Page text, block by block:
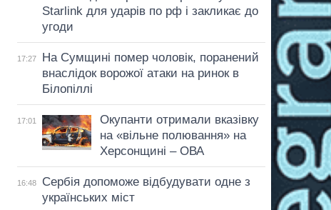
Starlink для ударів по рф і закликає до
угоди
17:27
На Сумщині помер чоловік, поранений
внаслідок ворожої атаки на ринок в
Білопіллі
17:01
Окупанти отримали вказівку
на «вільне полювання» на
Херсонщині – ОВА
16:48
Сербія допоможе відбудувати одне з
українських міст